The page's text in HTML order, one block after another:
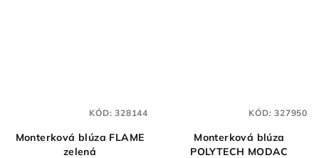
Monterková blúza FLAME
zelená
KÓD:328144
Monterková blúza
POLYTECH MODAC
KÓD:327950